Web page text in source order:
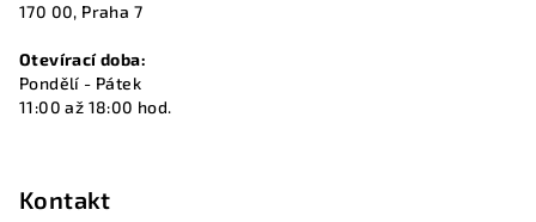
170 00, Praha 7
Otevírací doba:
Pondělí - Pátek
11:00 až 18:00 hod.
Kontakt